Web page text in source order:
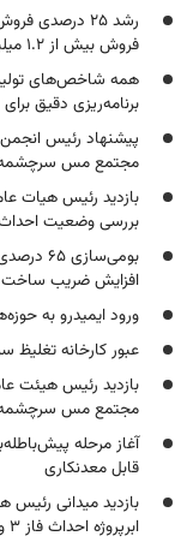
فروش بیش از ۱.۲ میلیون تن کالا
برنامه‌ریزی دقیق
پیشنهاد رئیس
مجتمع مس
بازدید رئیس هیات
بررسی وضعیت احداث دو نیروگاه ۱۸۳ و ۴۲
افزایش ضریب ساخت داخل
ورود ایمیدرو به
عبور کارخانه تغلیظ
مجتمع مس سرچشمه/
آغاز مرحله
قابل معدنکاری
بازدید میدانی